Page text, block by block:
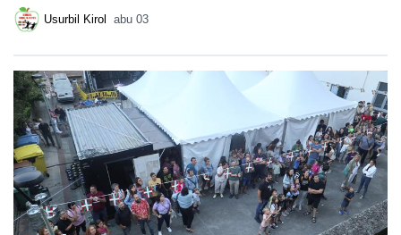
Usurbil Kirol abu 03